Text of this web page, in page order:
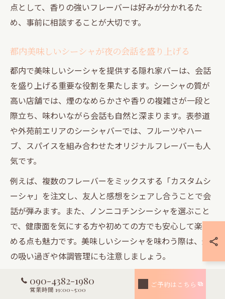
点として、香りの強いフレーバーは好みが分かれるた
め、事前に相談することが大切です。
都内美味しいシーシャが夜の会話を盛り上げる
都内で美味しいシーシャを提供する隠れ家バーは、会話
を盛り上げる重要な役割を果たします。シーシャの質が
高い店舗では、煙のなめらかさや香りの複雑さが一段と
際立ち、味わいながら会話も自然と深まります。表参道
や外苑前エリアのシーシャバーでは、フルーツやハー
ブ、スパイスを組み合わせたオリジナルフレーバーも人
気です。
例えば、複数のフレーバーをミックスする「カスタムシ
ーシャ」を注文し、友人と感想をシェアし合うことで会
話が弾みます。また、ノンニコチンシーシャを選ぶこと
で、健康面を気にする方や初めての方でも安心して楽し
める点も魅力です。美味しいシーシャを味わう際は、煙
の吸い過ぎや体調管理にも注意しましょう。
一人シーシャでも楽しめる東京の隠れ家空間
090-4382-1980
営業時間 19:00~5:00
ご予約はこちら